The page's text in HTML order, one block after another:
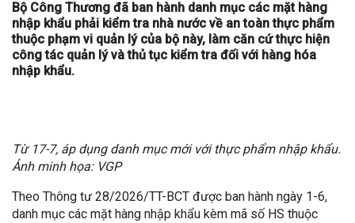
Bộ Công Thương đã ban hành danh mục các mặt hàng
nhập khẩu phải kiểm tra nhà nước về an toàn thực phẩm
thuộc phạm vi quản lý của bộ này, làm căn cứ thực hiện
công tác quản lý và thủ tục kiểm tra đối với hàng hóa
nhập khẩu.
Từ 17-7, áp dụng danh mục mới với thực phẩm nhập khẩu.
Ảnh minh họa: VGP
Theo Thông tư 28/2026/TT-BCT được ban hành ngày 1-6,
danh mục các mặt hàng nhập khẩu kèm mã số HS thuộc